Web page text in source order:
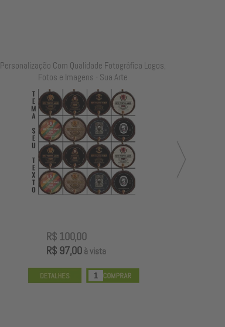
Personalização Com Qualidade Fotográfica Logos,
Fotos e Imagens - Sua Arte
R$ 100,00
R$ 97,00à vista